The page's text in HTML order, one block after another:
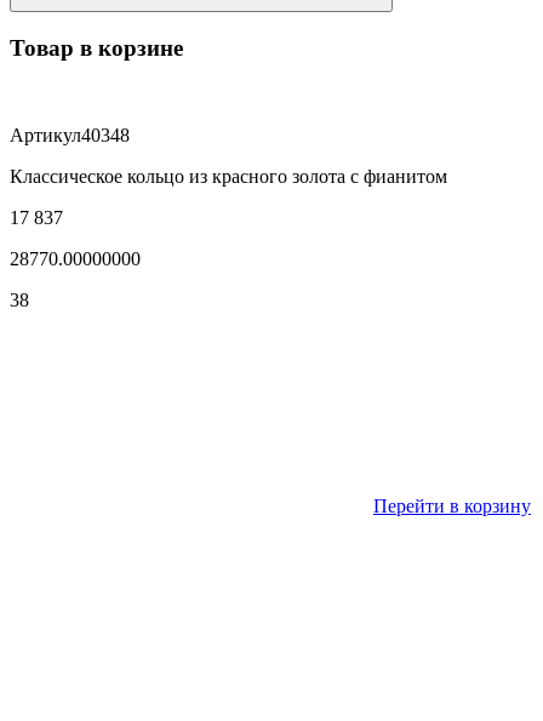
Товар в корзине
Артикул40348
Классическое кольцо из красного золота с фианитом
17 837
28770.00000000
38
Перейти в корзину